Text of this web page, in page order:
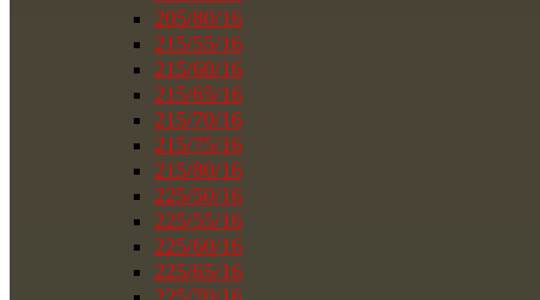
205/80/16
215/55/16
215/60/16
215/65/16
215/70/16
215/75/16
215/80/16
225/50/16
225/55/16
225/60/16
225/65/16